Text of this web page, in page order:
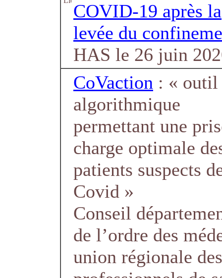
COVID-19 après la
levée du
HAS le 26 juin
CoVaction : « outil
algorithmique
permettant une
charge optimale
patients suspects
Covid »
Conseil
de l’ordre des
union régionale des